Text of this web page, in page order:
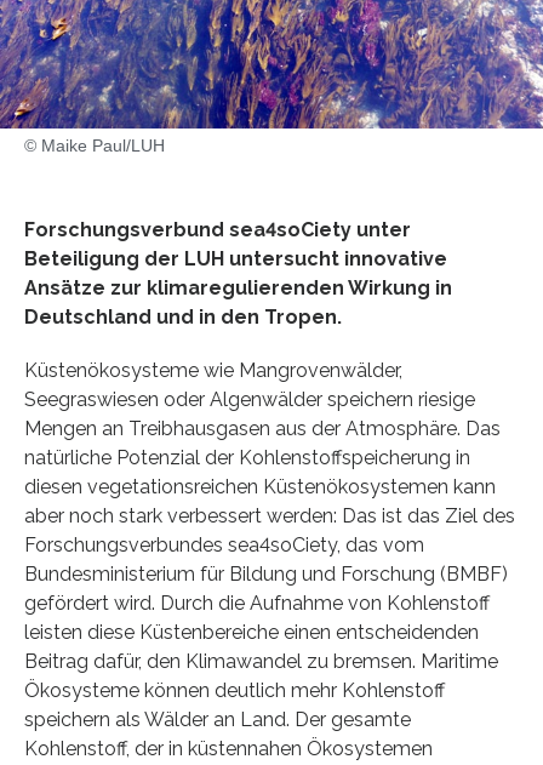
© Maike Paul/LUH
Forschungsverbund sea4soCiety unter
Beteiligung der LUH untersucht innovative
Ansätze zur klimaregulierenden Wirkung in
Deutschland und in den Tropen.
Küstenökosysteme wie Mangrovenwälder,
Seegraswiesen oder Algenwälder speichern riesige
Mengen an Treibhausgasen aus der Atmosphäre. Das
natürliche Potenzial der Kohlenstoffspeicherung in
diesen vegetationsreichen Küstenökosystemen kann
aber noch stark verbessert werden: Das ist das Ziel des
Forschungsverbundes sea4soCiety, das vom
Bundesministerium für Bildung und Forschung (BMBF)
gefördert wird. Durch die Aufnahme von Kohlenstoff
leisten diese Küstenbereiche einen entscheidenden
Beitrag dafür, den Klimawandel zu bremsen. Maritime
Ökosysteme können deutlich mehr Kohlenstoff
speichern als Wälder an Land. Der gesamte
Kohlenstoff, der in küstennahen Ökosystemen